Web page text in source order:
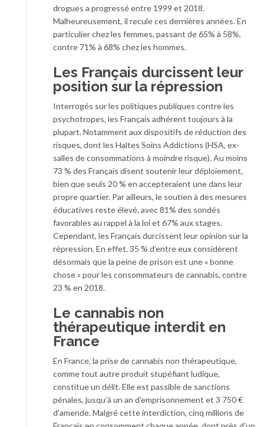
drogues a progressé entre 1999 et 2018.
Malheureusement, il recule ces dernières années. En
particulier chez les femmes, passant de 65% à 58%,
contre 71% à 68% chez les hommes.
Les Français durcissent leur
position sur la répression
Interrogés sur les politiques publiques contre les
psychotropes, les Français adhérent toujours à la
plupart. Notamment aux dispositifs de réduction des
risques, dont les Haltes Soins Addictions (HSA, ex-
salles de consommations à moindre risque). Au moins
73 % des Français disent soutenir leur déploiement,
bien que seuls 20 % en accepteraient une dans leur
propre quartier. Par ailleurs, le soutien à des mesures
éducatives reste élevé, avec 81% des sondés
favorables au rappel à la loi et 67% aux stages.
Cependant, les Français durcissent leur opinion sur la
répression. En effet, 35 % d’entre eux considèrent
désormais que la peine de prison est une « bonne
chose » pour les consommateurs de cannabis, contre
23 % en 2018.
Le cannabis non
thérapeutique interdit en
France
En France, la prise de cannabis non thérapeutique,
comme tout autre produit stupéfiant ludique,
constitue un délit. Elle est passible de sanctions
pénales, jusqu’à un an d’emprisonnement et 3 750 €
d’amende. Malgré cette interdiction, cinq millions de